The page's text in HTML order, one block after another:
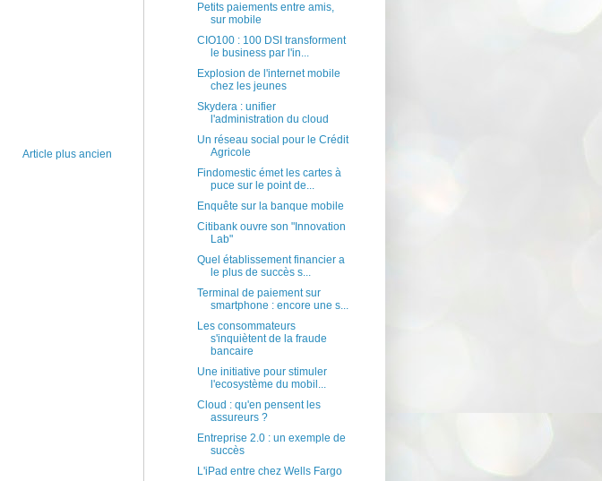
Article plus ancien
Petits paiements entre amis,
sur mobile
CIO100 : 100 DSI transforment
le business par l'in...
Explosion de l'internet mobile
chez les jeunes
Skydera : unifier
l'administration du cloud
Un réseau social pour le Crédit
Agricole
Findomestic émet les cartes à
puce sur le point de...
Enquête sur la banque mobile
Citibank ouvre son "Innovation
Lab"
Quel établissement financier a
le plus de succès s...
Terminal de paiement sur
smartphone : encore une s...
Les consommateurs
s'inquiètent de la fraude
bancaire
Une initiative pour stimuler
l'ecosystème du mobil...
Cloud : qu'en pensent les
assureurs ?
Entreprise 2.0 : un exemple de
succès
L'iPad entre chez Wells Fargo